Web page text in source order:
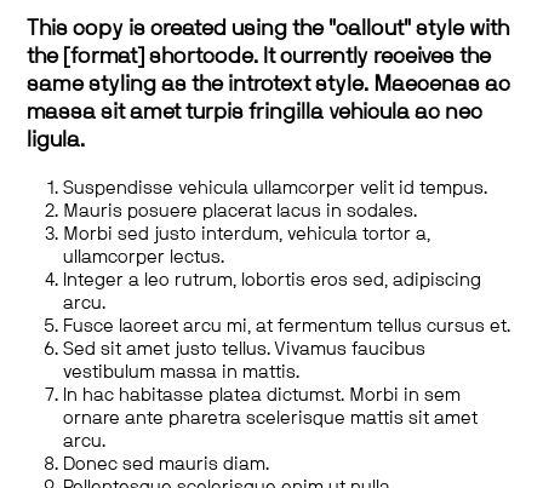
This copy is created using the "callout" style with
the [format] shortcode. It currently receives the
same styling as the introtext style. Maecenas ac
massa sit amet turpis fringilla vehicula ac nec
ligula.
Suspendisse vehicula ullamcorper velit id tempus.
Mauris posuere placerat lacus in sodales.
Morbi sed justo interdum, vehicula tortor a,
ullamcorper lectus.
Integer a leo rutrum, lobortis eros sed, adipiscing
arcu.
Fusce laoreet arcu mi, at fermentum tellus cursus et.
Sed sit amet justo tellus. Vivamus faucibus
vestibulum massa in mattis.
In hac habitasse platea dictumst. Morbi in sem
ornare ante pharetra scelerisque mattis sit amet
arcu.
Donec sed mauris diam.